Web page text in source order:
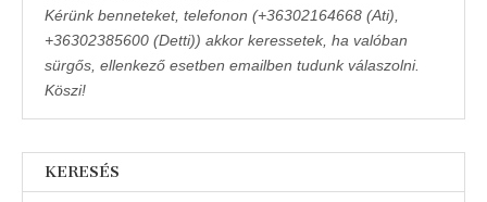
Kérünk benneteket, telefonon (+36302164668 (Ati),
+36302385600 (Detti)) akkor keressetek, ha valóban
sürgős, ellenkező esetben emailben tudunk válaszolni.
Köszi!
KERESÉS